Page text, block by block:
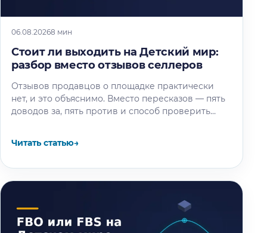
06.08.20268 мин
Стоит ли выходить на Детский мир:
разбор вместо отзывов селлеров
Отзывов продавцов о площадке практически
нет, и это объяснимо. Вместо пересказов — пять
доводов за, пять против и способ проверить
Читать статью→